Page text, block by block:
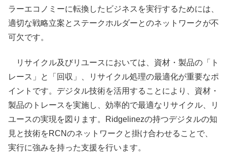
ラーエコノミーに転換したビジネスを実行するためには、
適切な戦略立案とステークホルダーとのネットワークが不
可欠です。
リサイクル及びリユースにおいては、資材・製品の「ト
レース」と「回収」、リサイクル処理の最適化が重要なポ
イントです。デジタル技術を活用することにより、資材・
製品のトレースを実施し、効率的で最適なリサイクル、リ
ユースの実現を図ります。Ridgelinezの持つデジタルの知
見と技術をRCNのネットワークと掛け合わせることで、
実行に強みを持った支援を行います。